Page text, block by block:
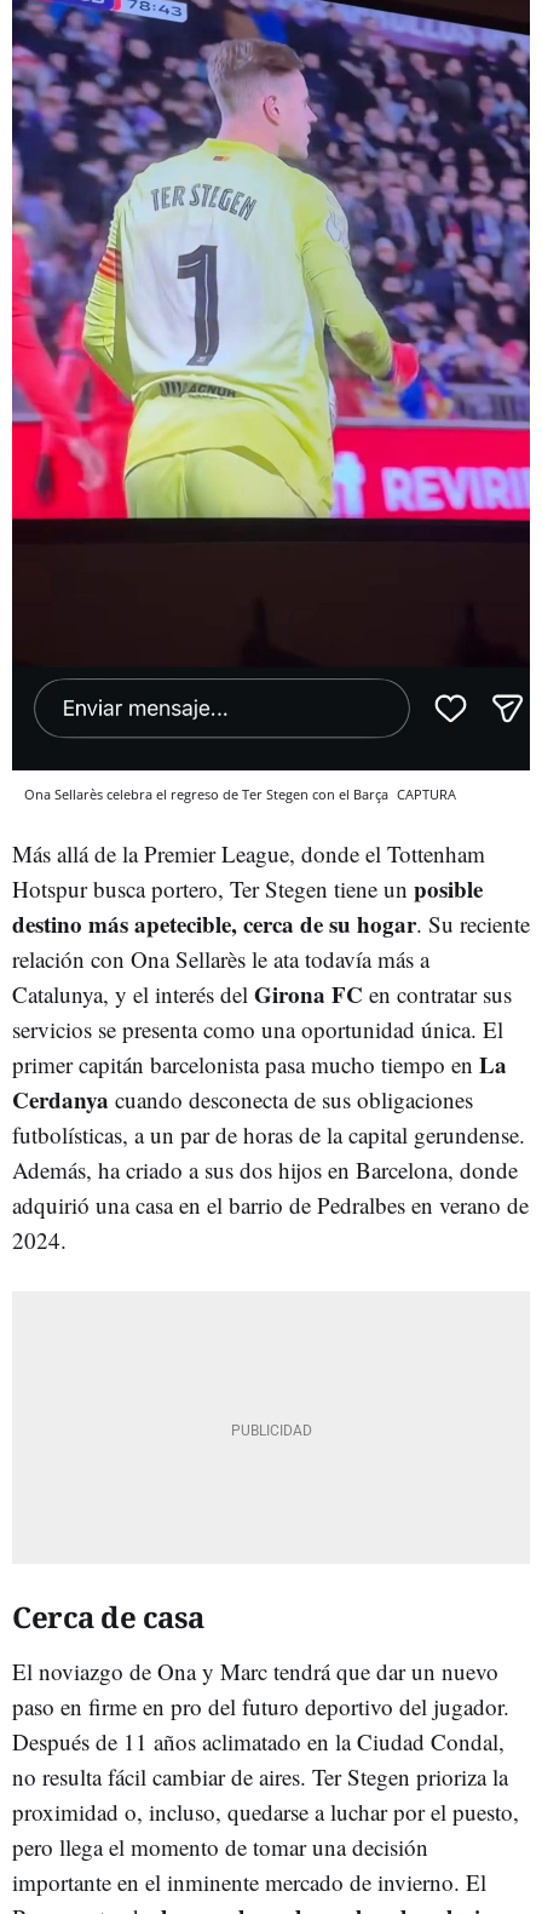
Ona Sellarès celebra el regreso de Ter Stegen con el Barça CAPTURA
Más allá de la Premier League, donde el Tottenham
Hotspur busca portero, Ter Stegen tiene un posible
destino más apetecible, cerca de su hogar. Su reciente
relación con Ona Sellarès le ata todavía más a
Catalunya, y el interés del Girona FC en contratar sus
servicios se presenta como una oportunidad única. El
primer capitán barcelonista pasa mucho tiempo en La
Cerdanya cuando desconecta de sus obligaciones
futbolísticas, a un par de horas de la capital gerundense.
Además, ha criado a sus dos hijos en Barcelona, donde
adquirió una casa en el barrio de Pedralbes en verano de
2024.
Cerca de casa
El noviazgo de Ona y Marc tendrá que dar un nuevo
paso en firme en pro del futuro deportivo del jugador.
Después de 11 años aclimatado en la Ciudad Condal,
no resulta fácil cambiar de aires. Ter Stegen prioriza la
proximidad o, incluso, quedarse a luchar por el puesto,
pero llega el momento de tomar una decisión
importante en el inminente mercado de invierno. El